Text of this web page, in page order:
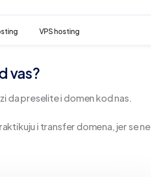
VPS hosting
vas?
da preselite i domen kod nas.
i transfer domena, jer se ne